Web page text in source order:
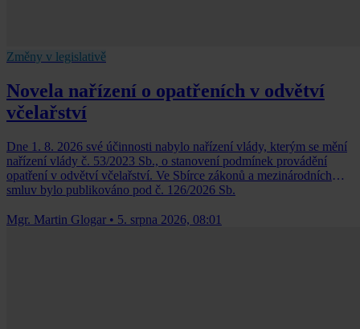
Změny v legislativě
Novela nařízení o opatřeních v odvětví
včelařství
Dne 1. 8. 2026 své účinnosti nabylo nařízení vlády, kterým se mění
nařízení vlády č. 53/2023 Sb., o stanovení podmínek provádění
opatření v odvětví včelařství. Ve Sbírce zákonů a mezinárodních
smluv bylo publikováno pod č. 126/2026 Sb.
Mgr. Martin Glogar • 5. srpna 2026, 08:01